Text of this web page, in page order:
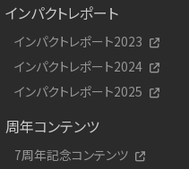
インパクトレポート
インパクトレポート2023
インパクトレポート2024
インパクトレポート2025
周年コンテンツ
7周年記念コンテンツ